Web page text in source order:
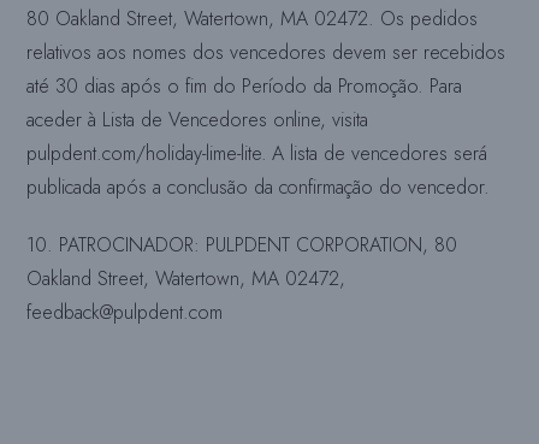
80 Oakland Street, Watertown, MA 02472. Os pedidos
relativos aos nomes dos vencedores devem ser recebidos
até 30 dias após o fim do Período da Promoção. Para
aceder à Lista de Vencedores online, visita
pulpdent.com/holiday-lime-lite. A lista de vencedores será
publicada após a conclusão da confirmação do vencedor.
10. PATROCINADOR: PULPDENT CORPORATION, 80
Oakland Street, Watertown, MA 02472,
feedback@pulpdent.com